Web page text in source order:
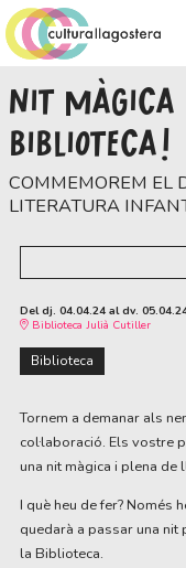
NIT MÀGICA
BIBLIOTECA!
COMMEMOREM EL
LITERATURA
Del dj. 04.04.24 al dv.
Biblioteca Julià Cutiller
Biblioteca
Tornem a demanar als
col·laboració. Els vostre
una nit màgica i plena
I què heu de fer? Només
quedarà a passar una
la Biblioteca.